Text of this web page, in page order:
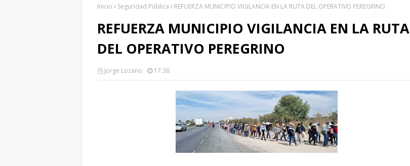
Inicio Seguridad Pública REFUERZA MUNICIPIO VIGILANCIA EN LA RUTA DEL OPERATIVO PEREGRINO
REFUERZA MUNICIPIO VIGILANCIA EN LA RUTA
DEL OPERATIVO PEREGRINO
Jorge Lozano 17:38